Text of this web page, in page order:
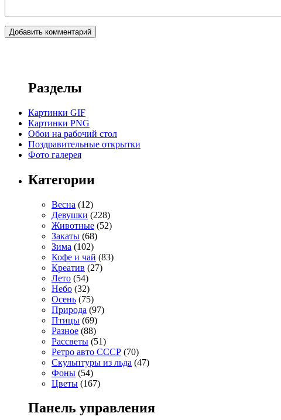
Разделы
Картинки GIF
Картинки PNG
Обои на рабочий стол
Поздравительные открытки
Фото галерея
Категории
Весна (12)
Девушки (228)
Животные (52)
Закаты (68)
Зима (102)
Кофе и чай (83)
Креатив (27)
Лето (54)
Небо (32)
Осень (75)
Природа (97)
Птицы (69)
Разное (88)
Рассветы (51)
Ретро авто СССР (70)
Скульптуры из льда (47)
Фоны (54)
Цветы (167)
Панель управления